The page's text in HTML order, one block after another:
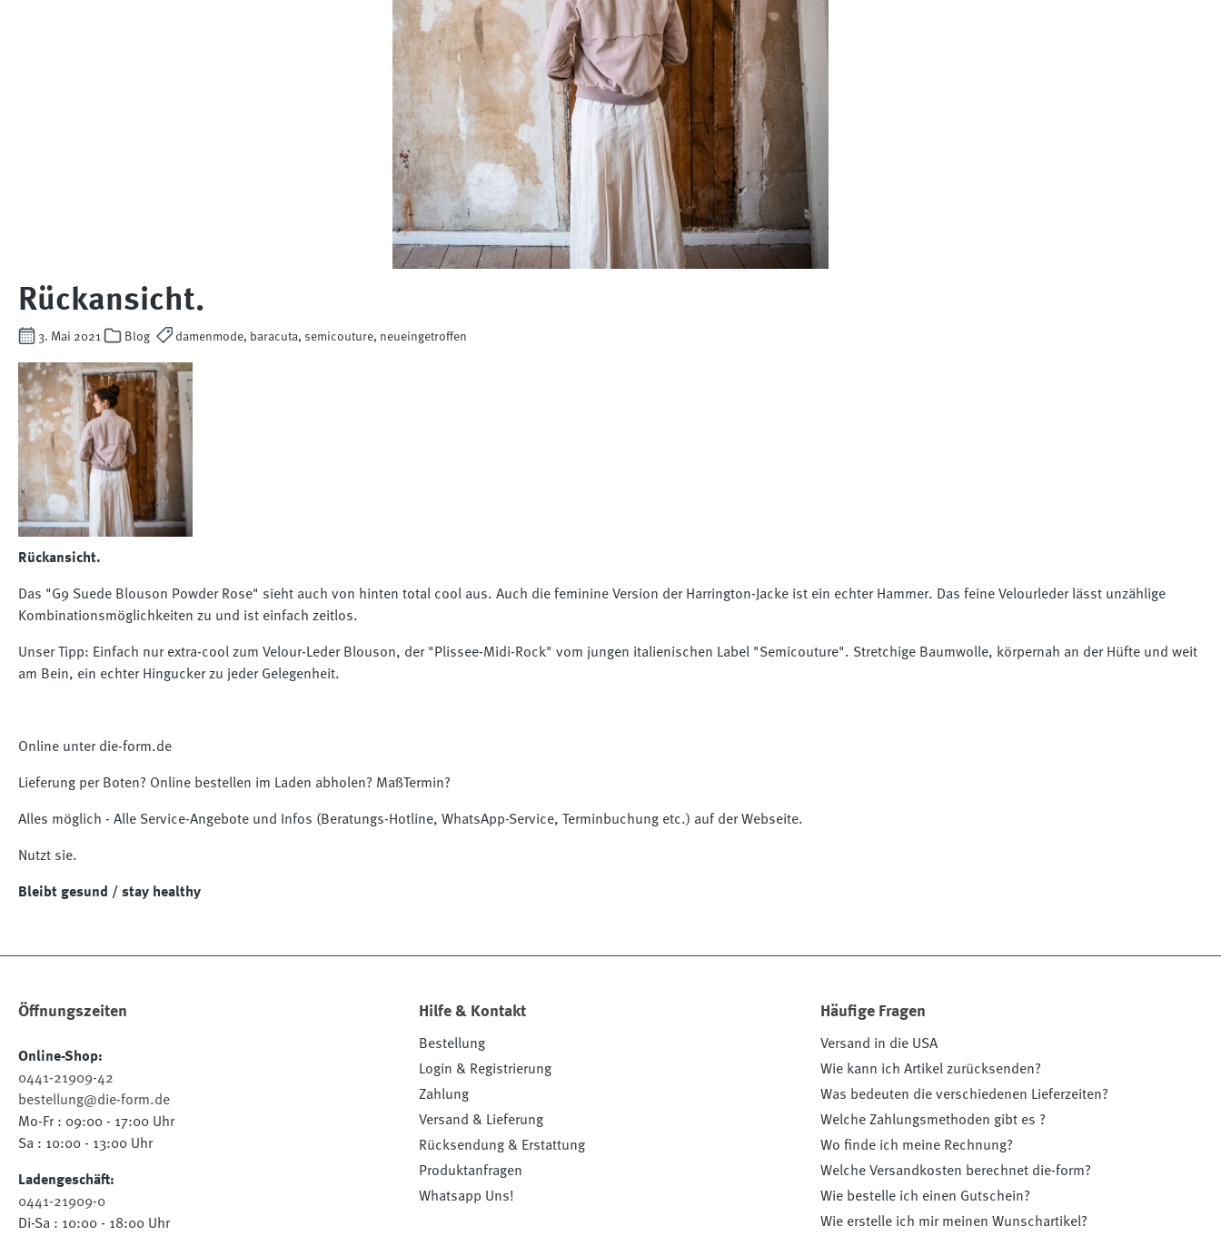
Rückansicht.
3. Mai 2021 Blog damenmode, baracuta, semicouture, neueingetroffen
Rückansicht.
Das "G9 Suede Blouson Powder Rose" sieht auch von hinten total cool aus. Auch die feminine Version der Harrington-Jacke ist ein echter Hammer. Das feine Velourleder lässt unzählige
Kombinationsmöglichkeiten zu und ist einfach zeitlos.
Unser Tipp: Einfach nur extra-cool zum Velour-Leder Blouson, der "Plissee-Midi-Rock" vom jungen italienischen Label "Semicouture". Stretchige Baumwolle, körpernah an der Hüfte und weit
am Bein, ein echter Hingucker zu jeder Gelegenheit.
Online unter die-form.de
Lieferung per Boten? Online bestellen im Laden abholen? MaßTermin?
Alles möglich - Alle Service-Angebote und Infos (Beratungs-Hotline, WhatsApp-Service, Terminbuchung etc.) auf der Webseite.
Nutzt sie.
Bleibt gesund / stay healthy
Öffnungszeiten
Online-Shop:
0441-21909-42
bestellung@die-form.de
Mo-Fr : 09:00 - 17:00 Uhr
Sa : 10:00 - 13:00 Uhr
Ladengeschäft:
0441-21909-0
Di-Sa : 10:00 - 18:00 Uhr
Hilfe & Kontakt
Bestellung
Login & Registrierung
Zahlung
Versand & Lieferung
Rücksendung & Erstattung
Produktanfragen
Whatsapp Uns!
Häufige Fragen
Versand in die USA
Wie kann ich Artikel zurücksenden?
Was bedeuten die verschiedenen Lieferzeiten?
Welche Zahlungsmethoden gibt es ?
Wo finde ich meine Rechnung?
Welche Versandkosten berechnet die-form?
Wie bestelle ich einen Gutschein?
Wie erstelle ich mir meinen Wunschartikel?